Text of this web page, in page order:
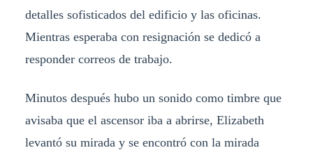
detalles sofisticados del edificio y las oficinas.
Mientras esperaba con resignación se dedicó a
responder correos de trabajo.
Minutos después hubo un sonido como timbre que
avisaba que el ascensor iba a abrirse, Elizabeth
levantó su mirada y se encontró con la mirada